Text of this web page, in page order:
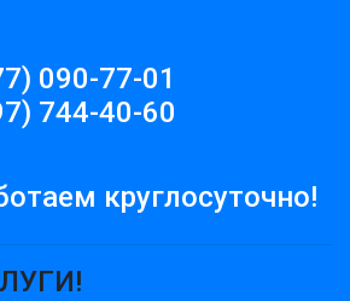
090-77-01
744-40-60
круглосуточно!